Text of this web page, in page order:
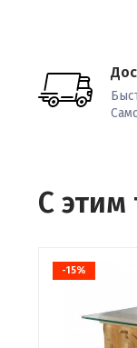
С этим
-15%